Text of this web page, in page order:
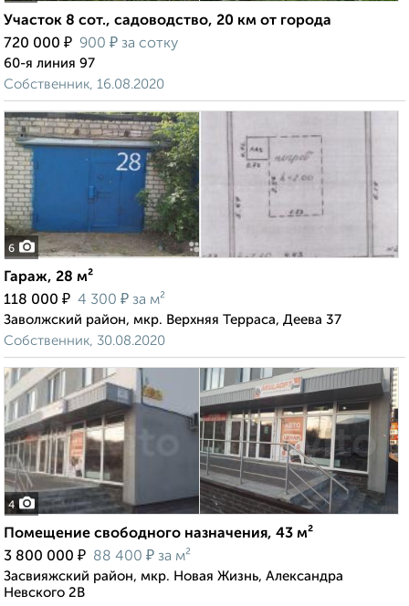
Участок 8 сот., садоводство, 20 км от города
720 000 ₽ 900 ₽ за сотку
60-я линия 97
Собственник, 16.08.2020
6
Гараж, 28 м²
118 000 ₽ 4 300 ₽ за м²
Заволжский район, мкр. Верхняя Терраса, Деева 37
Собственник, 30.08.2020
4
Помещение свободного назначения, 43 м²
3 800 000 ₽ 88 400 ₽ за м²
Засвияжский район, мкр. Новая Жизнь, Александра
Невского 2В